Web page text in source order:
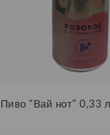
Пиво "Вай нот" 0,33 л